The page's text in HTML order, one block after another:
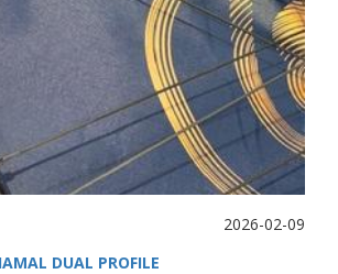
2026-02-09
DUAL PROFILE